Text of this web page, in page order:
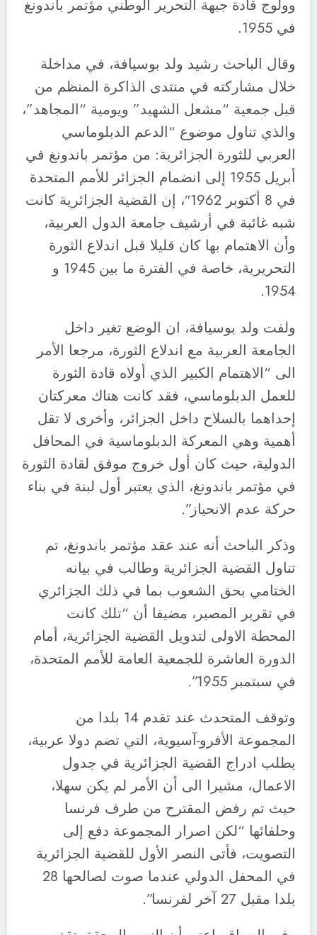
وولوج قادة جبهة التحرير الوطني مؤتمر باندونغ
في 1955.
وقال الباحث رشيد ولد بوسيافة، في مداخلة
خلال مشاركته في منتدى الذاكرة المنظم من
قبل جمعية “مشعل الشهيد” ويومية “المجاهد”،
والذي تناول موضوع “الدعم الدبلوماسي
العربي للثورة الجزائرية: من مؤتمر باندونغ في
أبريل 1955 إلى انضمام الجزائر للأمم المتحدة
في 8 أكتوبر 1962″، إن القضية الجزائرية كانت
شبه غائبة في أرشيف جامعة الدول العربية،
وأن الاهتمام بها كان قليلا قبل اندلاع الثورة
التحريرية، خاصة في الفترة ما بين 1945 و
1954.
ولفت ولد بوسيافة، ان الوضع تغير داخل
الجامعة العربية مع اندلاع الثورة، مرجعا الأمر
الى “الاهتمام الكبير الذي أولاه قادة الثورة
للعمل الدبلوماسي، فقد كانت هناك معركتان
إحداهما بالسلاح داخل الجزائر، وأخرى لا تقل
أهمية وهي المعركة الدبلوماسية في المحافل
الدولية، حيث كان أول خروج موفق لقادة الثورة
في مؤتمر باندونغ، الذي يعتبر أول لبنة في بناء
حركة عدم الانحياز”.
وذكر الباحث أنه عند عقد مؤتمر باندونغ، تم
تناول القضية الجزائرية وطالب في بيانه
الختامي بحق الشعوب بما في ذلك الجزائري
في تقرير المصير، مضيفا أن “تلك كانت
المحطة الاولى لتدويل القضية الجزائرية، أمام
الدورة العاشرة للجمعية العامة للأمم المتحدة،
في سبتمبر 1955”.
وتوقف المتحدث عند تقدم 14 بلدا من
المجموعة الأفرو-آسيوية، التي تضم دولا عربية،
بطلب ادراج القضية الجزائرية في جدول
الاعمال، مشيرا الى أن الأمر لم يكن سهلا،
حيث تم رفض المقترح من طرف فرنسا
وحلفائها “لكن اصرار المجموعة دفع إلى
التصويت، فأتى النصر الأول للقضية الجزائرية
في المحفل الدولي عندما صوت لصالحها 28
بلدا مقبل 27 آخر لفرنسا”.